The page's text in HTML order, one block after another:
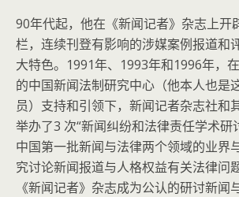
90年代起，他在《新闻记者》杂志上开
栏，连续刊登有影响的涉媒案例报道和
大特色。1991年、1993年和1996年，
的中国新闻法制研究中心（他本人也是
员）支持和引领下，新闻记者杂志社和
举办了3 次“新闻纠纷和法律责任学术研
中国第一批新闻与法律两个领域的业界
究讨论新闻报道与人格权益有关法律问
《新闻记者》杂志成为公认的研讨新闻